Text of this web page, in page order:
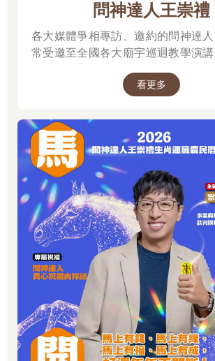
問神達人王崇禮
各大媒體爭相專訪、邀約的問神達
常受邀至全國各大廟宇巡迴教學演講
看更多